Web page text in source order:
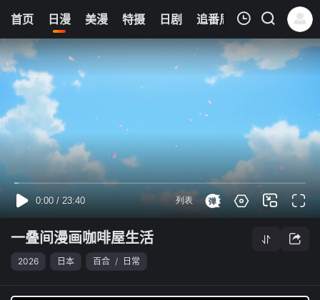
首页 日漫 美漫 特摄 日剧 追番周表 今日更新
0
我的观影记录
第01集
一叠间漫画咖啡屋生活
一叠间漫画咖啡屋生活
2026 日本 百合 / 日常